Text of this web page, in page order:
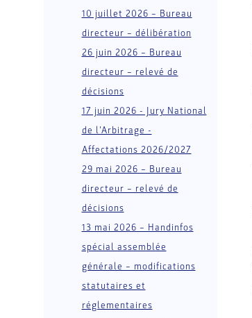
10 juillet 2026 – Bureau
directeur – délibération
26 juin 2026 – Bureau
directeur – relevé de
décisions
17 juin 2026 - Jury National
de l'Arbitrage -
Affectations 2026/2027
29 mai 2026 – Bureau
directeur – relevé de
décisions
13 mai 2026 – Handinfos
spécial assemblée
générale – modifications
statutaires et
réglementaires